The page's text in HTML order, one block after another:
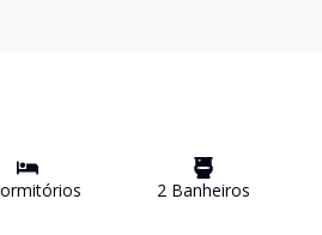
s 2 Banheiros